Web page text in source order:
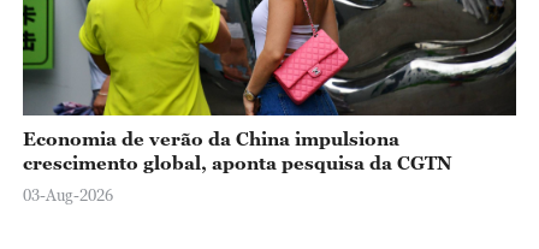
Economia de verão da China impulsiona
crescimento global, aponta pesquisa da CGTN
03-Aug-2026